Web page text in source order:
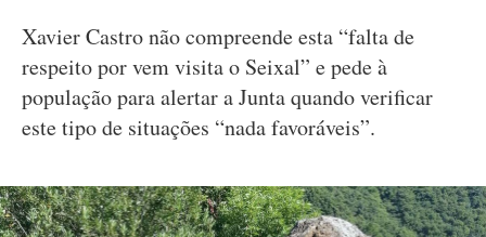
Xavier Castro não compreende esta “falta de
respeito por vem visita o Seixal” e pede à
população para alertar a Junta quando verificar
este tipo de situações “nada favoráveis”.